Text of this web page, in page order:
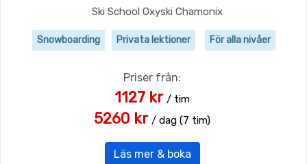
Ski School Oxyski Chamonix
Snowboarding Privata lektioner För alla nivåer
Priser från:
1127 kr / tim
5260 kr / dag (7 tim)
Läs mer & boka